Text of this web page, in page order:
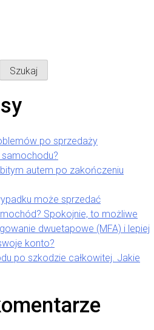
Szukaj
po sprzedaży
autem po zakończeniu
może sprzedać
Spokojnie, to możliwe
dwuetapowe (MFA) i lepiej
konto?
po szkodzie całkowitej. Jakie